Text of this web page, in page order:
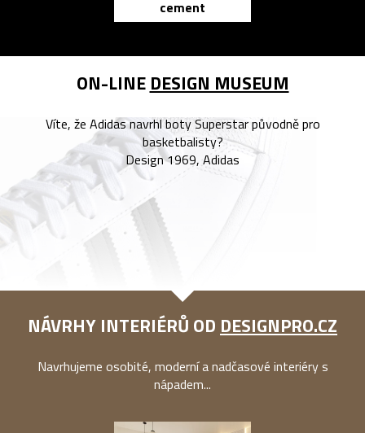
cement
ON-LINE DESIGN MUSEUM
Víte, že Adidas navrhl boty Superstar původně pro
basketbalisty?
Design 1969, Adidas
NÁVRHY INTERIÉRŮ OD DESIGNPRO.CZ
Navrhujeme osobité, moderní a nadčasové interiéry s
nápadem...